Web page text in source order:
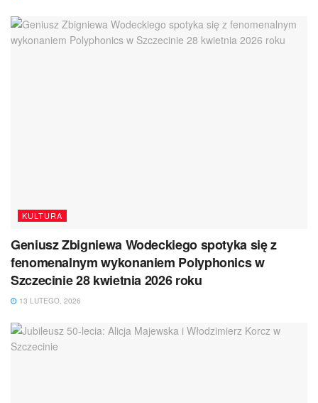
KULTURA
Geniusz Zbigniewa Wodeckiego spotyka się z
fenomenalnym wykonaniem Polyphonics w
Szczecinie 28 kwietnia 2026 roku
13 LUTEGO, 2026